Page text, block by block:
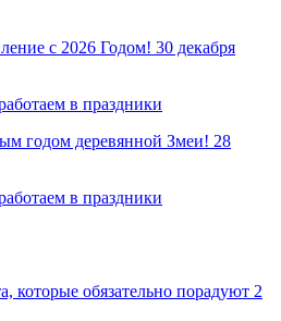
с 2026 Годом! 30 декабря
в праздники
годом деревянной Змеи! 28
в праздники
которые обязательно порадуют 2